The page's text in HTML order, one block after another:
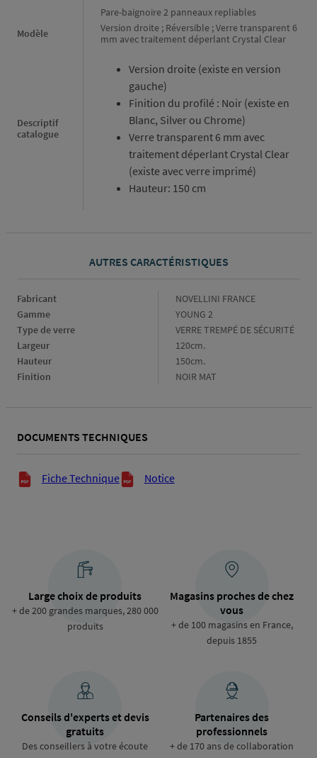
Pare-baignoire 2 panneaux repliables
Modèle
Version droite ; Réversible ; Verre transparent 6
mm avec traitement déperlant Crystal Clear
Descriptif
catalogue
Version droite (existe en version
gauche)
Finition du profilé : Noir (existe en
Blanc, Silver ou Chrome)
Verre transparent 6 mm avec
traitement déperlant Crystal Clear
(existe avec verre imprimé)
Hauteur: 150 cm
AUTRES CARACTÉRISTIQUES
Fabricant Fabricant
NOVELLINI FRANCE
Gamme
Gamme
YOUNG 2
Type de verre
Type
de
verre
VERRE TREMPÉ DE SÉCURITÉ
Largeur
Largeur
120cm.
Hauteur
Hauteur
150cm.
Finition
Finition
NOIR MAT
DOCUMENTS TECHNIQUES
Documents techniques
Fiche Technique Notice
Large choix de produits
+ de 200 grandes marques, 280 000
produits
Magasins proches de chez
vous
+ de 100 magasins en France,
depuis 1855
Conseils d'experts et devis
gratuits
Des conseillers à votre écoute
Partenaires des
professionnels
+ de 170 ans de collaboration